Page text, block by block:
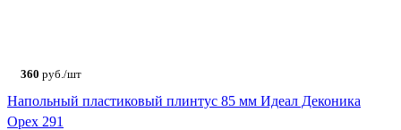
360 руб./шт
Напольный пластиковый плинтус 85 мм Идеал Деконика
Орех 291